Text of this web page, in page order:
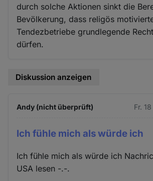
durch solche Aktionen sinkt die
Bevölkerung, dass religös
Tendezbetriebe grundlegende
dürfen.
Diskussion anzeigen
Andy (nicht überprüft) Fr.
Ich fühle mich als würde ich
Ich fühle mich als würde ich
USA lesen -.-.